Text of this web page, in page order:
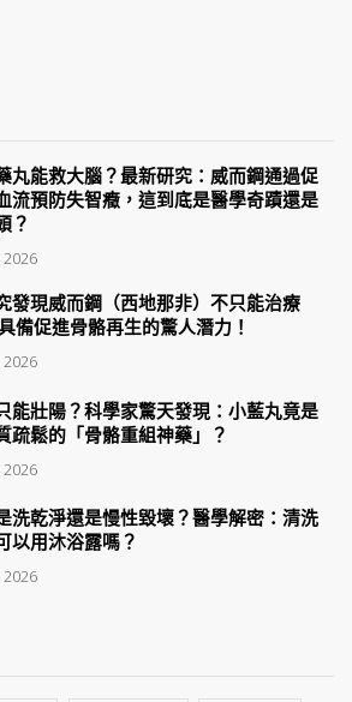
丸能救大腦？最新研究：威而鋼通過促
流預防失智癥，這到底是醫學奇蹟還是
？
2026
發現威而鋼（西地那非）不只能治療
備促進骨骼再生的驚人潛力！
2026
能壯陽？科學家驚天發現：小藍丸竟是
疏鬆的「骨骼重組神藥」？
2026
洗乾淨還是慢性毀壞？醫學解密：清洗
以用沐浴露嗎？
2026